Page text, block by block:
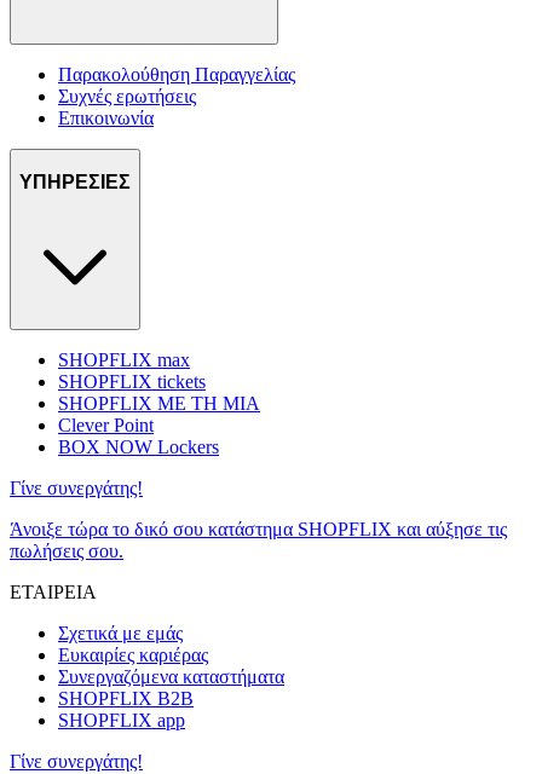
Παρακολούθηση Παραγγελίας
Συχνές ερωτήσεις
Επικοινωνία
ΥΠΗΡΕΣΙΕΣ
SHOPFLIX max
SHOPFLIX tickets
SHOPFLIX ΜΕ ΤΗ ΜΙΑ
Clever Point
BOX NOW Lockers
Γίνε συνεργάτης!
Άνοιξε τώρα το δικό σου κατάστημα SHOPFLIX και αύξησε τις
πωλήσεις σου.
ΕΤΑΙΡΕΙΑ
Σχετικά με εμάς
Ευκαιρίες καριέρας
Συνεργαζόμενα καταστήματα
SHOPFLIX B2B
SHOPFLIX app
Γίνε συνεργάτης!